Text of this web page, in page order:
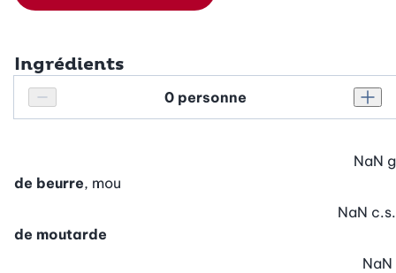
Ingrédients
Réduire le nombre de personnes
Personnes
de beurre, mou
NaN g
de moutarde
NaN c.s.
NaN